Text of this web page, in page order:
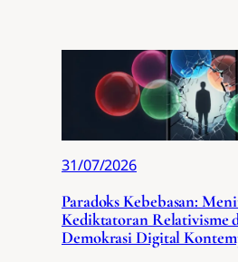
31/07/2026
Paradoks Kebebasan:
Kediktatoran Relativisme
Demokrasi Digital